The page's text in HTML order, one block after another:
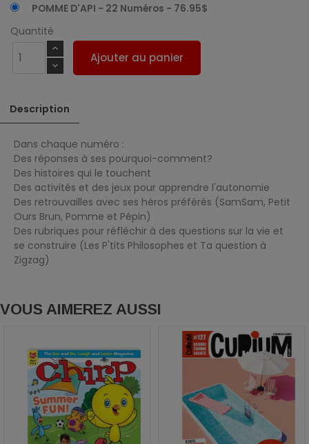
POMME D'API - 22 Numéros - 76.95$
Quantité
Ajouter au panier
Description
Dans chaque numéro :
Des réponses à ses pourquoi-comment?
Des histoires qui le touchent
Des activités et des jeux pour apprendre l'autonomie
Des retrouvailles avec ses héros préférés (SamSam, Petit
Ours Brun, Pomme et Pépin)
Des rubriques pour réfléchir à des questions sur la vie et
se construire (Les P'tits Philosophes et Ta question à
Zigzag)
VOUS AIMEREZ AUSSI